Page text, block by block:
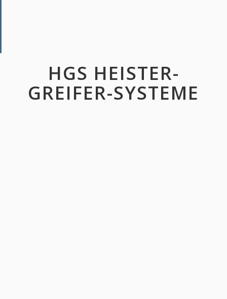
HGS HEISTER-
GREIFER-SYSTEME